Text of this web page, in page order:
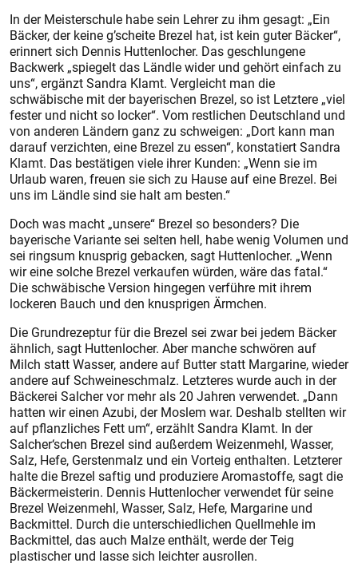
In der Meisterschule habe sein Lehrer zu ihm gesagt: „Ein
Bäcker, der keine g’scheite Brezel hat, ist kein guter Bäcker“,
erinnert sich Dennis Huttenlocher. Das geschlungene
Backwerk „spiegelt das Ländle wider und gehört einfach zu
uns“, ergänzt Sandra Klamt. Vergleicht man die
schwäbische mit der bayerischen Brezel, so ist Letztere „viel
fester und nicht so locker“. Vom restlichen Deutschland und
von anderen Ländern ganz zu schweigen: „Dort kann man
darauf verzichten, eine Brezel zu essen“, konstatiert Sandra
Klamt. Das bestätigen viele ihrer Kunden: „Wenn sie im
Urlaub waren, freuen sie sich zu Hause auf eine Brezel. Bei
uns im Ländle sind sie halt am besten.“
Doch was macht „unsere“ Brezel so besonders? Die
bayerische Variante sei selten hell, habe wenig Volumen und
sei ringsum knusprig gebacken, sagt Huttenlocher. „Wenn
wir eine solche Brezel verkaufen würden, wäre das fatal.“
Die schwäbische Version hingegen verführe mit ihrem
lockeren Bauch und den knusprigen Ärmchen.
Die Grundrezeptur für die Brezel sei zwar bei jedem Bäcker
ähnlich, sagt Huttenlocher. Aber manche schwören auf
Milch statt Wasser, andere auf Butter statt Margarine, wieder
andere auf Schweineschmalz. Letzteres wurde auch in der
Bäckerei Salcher vor mehr als 20 Jahren verwendet. „Dann
hatten wir einen Azubi, der Moslem war. Deshalb stellten wir
auf pflanzliches Fett um“, erzählt Sandra Klamt. In der
Salcher‘schen Brezel sind außerdem Weizenmehl, Wasser,
Salz, Hefe, Gerstenmalz und ein Vorteig enthalten. Letzterer
halte die Brezel saftig und produziere Aromastoffe, sagt die
Bäckermeisterin. Dennis Huttenlocher verwendet für seine
Brezel Weizenmehl, Wasser, Salz, Hefe, Margarine und
Backmittel. Durch die unterschiedlichen Quellmehle im
Backmittel, das auch Malze enthält, werde der Teig
plastischer und lasse sich leichter ausrollen.